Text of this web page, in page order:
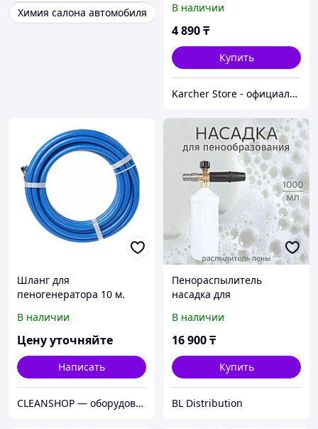
Химия салона автомобиля
В наличии
4 890₸
Купить
Karcher Store - официальный дистрибьютор в Казахстане
Шланг для
пеногенератора 10 м.
В наличии
Цену уточняйте
Написать
CLEANSHOP — оборудование для пищевых производств и систем высокого давления
Пенораспылитель
насадка для
В наличии
16 900₸
Купить
BL Distribution